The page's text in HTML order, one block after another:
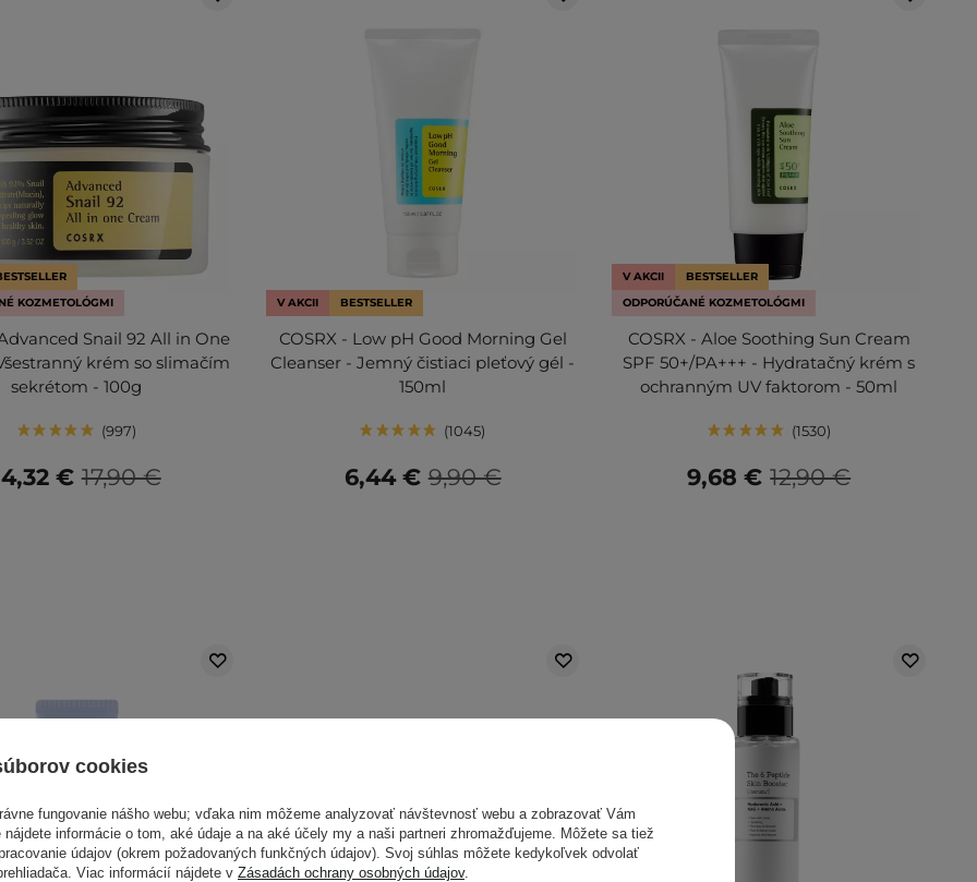
KOZMETOLÓGMI
Snail 92 All in One
krém so slimačím
sekrétom - 100g
997
17,90 €
€
V AKCII BESTSELLER
COSRX - Low pH Good Morning Gel
Cleanser - Jemný čistiaci pleťový gél -
150ml
1045
9,90 €
6,44 €
V AKCII
BESTSELLER
ODPORÚČANÉ KOZMETOLÓGMI
COSRX - Aloe Soothing Sun Cream
SPF 50+/PA+++ - Hydratačný krém s
ochranným UV faktorom - 50ml
1530
12,90 €
9,68 €
cookies
fungovanie nášho webu; vďaka nim môžeme analyzovať návštevnosť webu a zobrazovať Vám
informácie o tom, aké údaje a na aké účely my a naši partneri zhromažďujeme. Môžete sa tiež
údajov (okrem požadovaných funkčných údajov). Svoj súhlas môžete kedykoľvek odvolať
Viac informácií nájdete v Zásadách ochrany osobných údajov.